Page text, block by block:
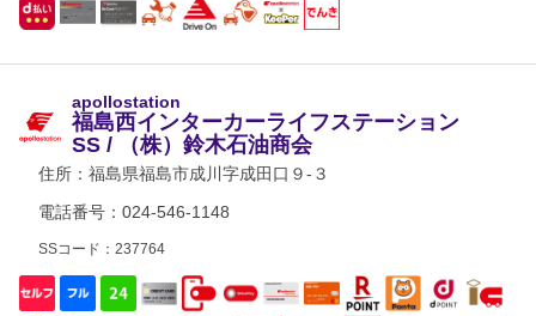
apollostation
福島西インターカーライフステーション
SS / （株）鈴木石油商会
住所： 福島県福島市成川字成田口９-３
電話番号：024-546-1148
SSコード：237764